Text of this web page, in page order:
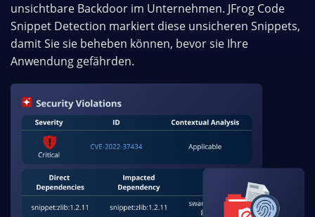
unsichtbare Backdoor im Unternehmen. JFrog Code
Snippet Detection markiert diese unsicheren Snippets,
damit Sie sie beheben können, bevor sie Ihre
Anwendung gefährden.